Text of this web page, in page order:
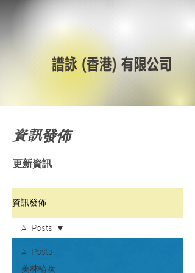
資訊發佈
更新資訊
資訊發佈
All Posts
美林輪呔
All Posts